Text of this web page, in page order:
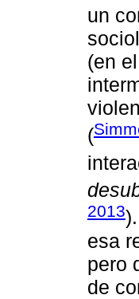
un
(en
(
2013
esa
pero
de